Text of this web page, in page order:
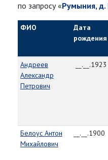
по запросу «Румыния,
ФИО
Дата
рождения
Андреев
Александр
Петрович
__.__.1923
Белоус Антон
Михайлович
__.__.1900